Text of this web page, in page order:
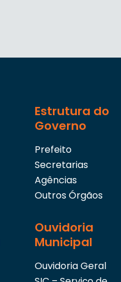
Estrutura do
Governo
Prefeito
Secretarias
Agências
Outros Órgãos
Ouvidoria
Municipal
Ouvidoria Geral